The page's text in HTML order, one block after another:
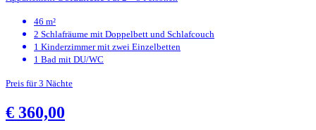
46 m²
2 Schlafräume mit Doppelbett und Schlafcouch
1 Kinderzimmer mit zwei Einzelbetten
1 Bad mit DU/WC
Preis für 3 Nächte
€ 360,00